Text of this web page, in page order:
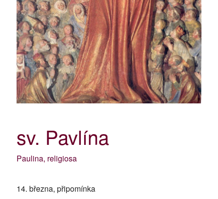
sv. Pavlína
Paulina, religiosa
14. března, připomínka